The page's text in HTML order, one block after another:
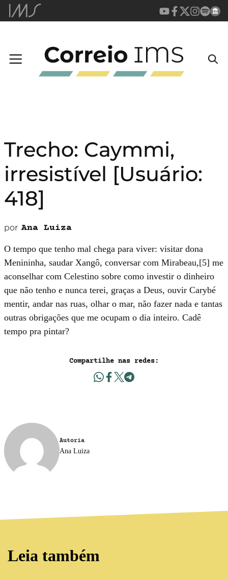
Trecho: Caymmi,
irresistível [Usuário:
418]
por Ana Luiza
O tempo que tenho mal chega para viver: visitar dona
Menininha, saudar Xangô, conversar com Mirabeau,[5] me
aconselhar com Celestino sobre como investir o dinheiro
que não tenho e nunca terei, graças a Deus, ouvir Carybé
mentir, andar nas ruas, olhar o mar, não fazer nada e tantas
outras obrigações que me ocupam o dia inteiro. Cadê
tempo pra pintar?
Compartilhe nas redes:
Autoria
Ana Luiza
Leia também